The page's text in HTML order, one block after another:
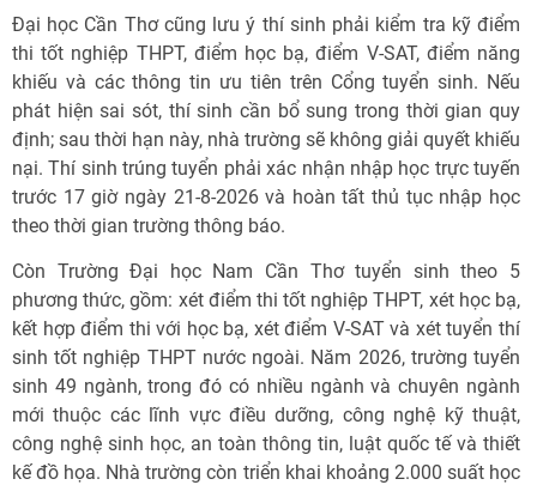
Đại học Cần Thơ cũng lưu ý thí sinh phải kiểm tra kỹ điểm
thi tốt nghiệp THPT, điểm học bạ, điểm V-SAT, điểm năng
khiếu và các thông tin ưu tiên trên Cổng tuyển sinh. Nếu
phát hiện sai sót, thí sinh cần bổ sung trong thời gian quy
định; sau thời hạn này, nhà trường sẽ không giải quyết khiếu
nại. Thí sinh trúng tuyển phải xác nhận nhập học trực tuyến
trước 17 giờ ngày 21-8-2026 và hoàn tất thủ tục nhập học
theo thời gian trường thông báo.
Còn Trường Đại học Nam Cần Thơ tuyển sinh theo 5
phương thức, gồm: xét điểm thi tốt nghiệp THPT, xét học bạ,
kết hợp điểm thi với học bạ, xét điểm V-SAT và xét tuyển thí
sinh tốt nghiệp THPT nước ngoài. Năm 2026, trường tuyển
sinh 49 ngành, trong đó có nhiều ngành và chuyên ngành
mới thuộc các lĩnh vực điều dưỡng, công nghệ kỹ thuật,
công nghệ sinh học, an toàn thông tin, luật quốc tế và thiết
kế đồ họa. Nhà trường còn triển khai khoảng 2.000 suất học